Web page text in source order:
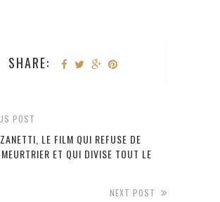
SHARE:
POST
ZANETTI, LE FILM QUI REFUSE DE
ET QUI DIVISE TOUT LE
NEXT POST